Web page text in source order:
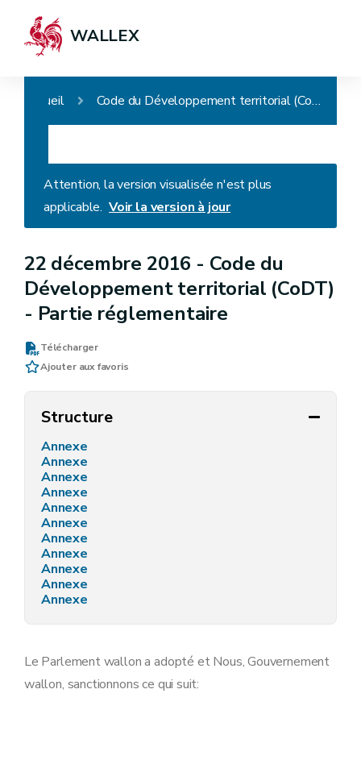
WALLEX
Accueil Code du Développement territorial (CoDT) - Partie réglementaire
Attention, la version visualisée n'est plus
applicable. Voir la version à jour
22 décembre 2016 - Code du
Développement territorial (CoDT)
- Partie réglementaire
Télécharger
Ajouter aux favoris
Structure
Annexe
Annexe
Annexe
Annexe
Annexe
Annexe
Annexe
Annexe
Annexe
Annexe
Annexe
Le Parlement wallon a adopté et Nous, Gouvernement
wallon, sanctionnons ce qui suit: